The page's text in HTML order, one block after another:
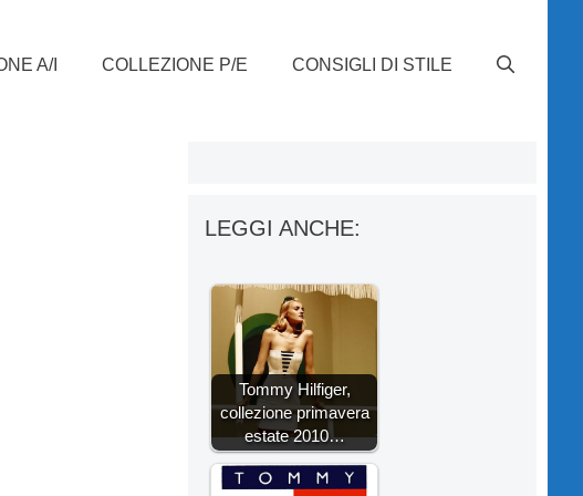
A/I COLLEZIONE P/E CONSIGLI DI STILE
LEGGI ANCHE:
Tommy Hilfiger,
collezione primavera
estate 2010…